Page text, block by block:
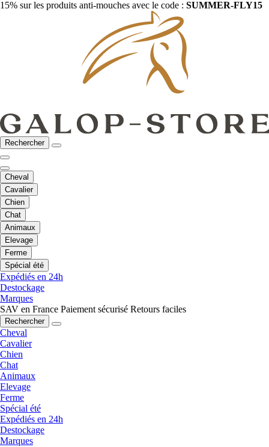
15% sur les produits anti-mouches avec le code : SUMMER-FLY15
Rechercher
Cheval
Cavalier
Chien
Chat
Animaux
Elevage
Ferme
Spécial été
Expédiés en 24h
Destockage
Marques
SAV en France Paiement sécurisé Retours faciles
Rechercher
Cheval
Cavalier
Chien
Chat
Animaux
Elevage
Ferme
Spécial été
Expédiés en 24h
Destockage
Marques